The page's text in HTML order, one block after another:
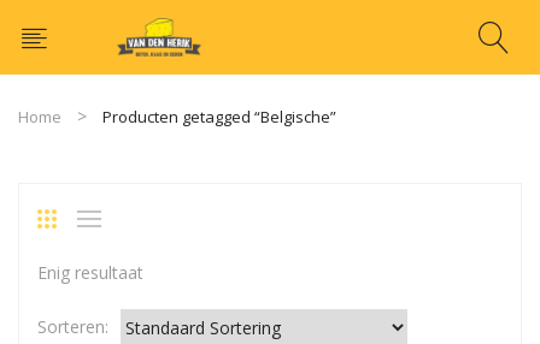
Home Producten getagged “Belgische”
Enig resultaat
Sorteren: